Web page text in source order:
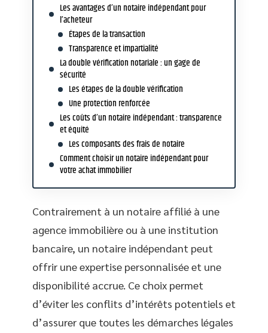
Les avantages d’un notaire indépendant pour
l’acheteur
Étapes de la transaction
Transparence et impartialité
La double vérification notariale : un gage de
sécurité
Les étapes de la double vérification
Une protection renforcée
Les coûts d’un notaire indépendant : transparence
et équité
Les composants des frais de notaire
Comment choisir un notaire indépendant pour
votre achat immobilier
Contrairement à un notaire affilié à une
agence immobilière ou à une institution
bancaire, un notaire indépendant peut
offrir une expertise personnalisée et une
disponibilité accrue. Ce choix permet
d’éviter les conflits d’intérêts potentiels et
d’assurer que toutes les démarches légales